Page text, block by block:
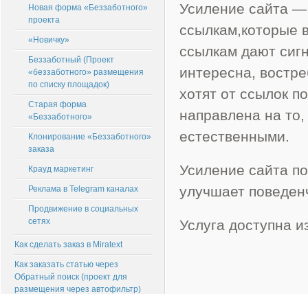
Усиление сайта
ссылкам,которые
ссылкам дают
интересна,
хотят от ссылок
направлена на
естественными.
Усиление сайта
улучшает
Услуга доступна
Новая форма «Беззаботного»
проекта
«Новичку»
Беззаботный (Проект
«беззаботного» размещения
по списку площадок)
Старая форма
«Беззаботного»
Клонирование «Беззаботного»
заказа
Крауд маркетинг
Реклама в Telegram каналах
Продвижение в социальных
сетях
Как сделать заказ в Miratext
Как заказать статью через
Обратный поиск (проект для
размещения через автофильтр)